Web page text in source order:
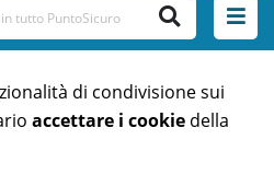
di condivisione sui
accettare i cookie della